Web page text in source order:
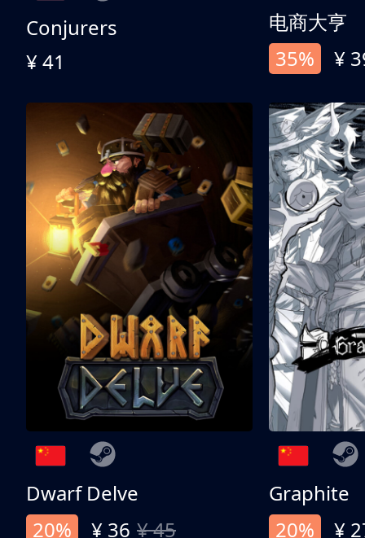
Conjurers
¥ 41
电商大亨
35%
¥
Dwarf Delve
20%
¥ 36 ¥ 45
Graphite
20%
¥